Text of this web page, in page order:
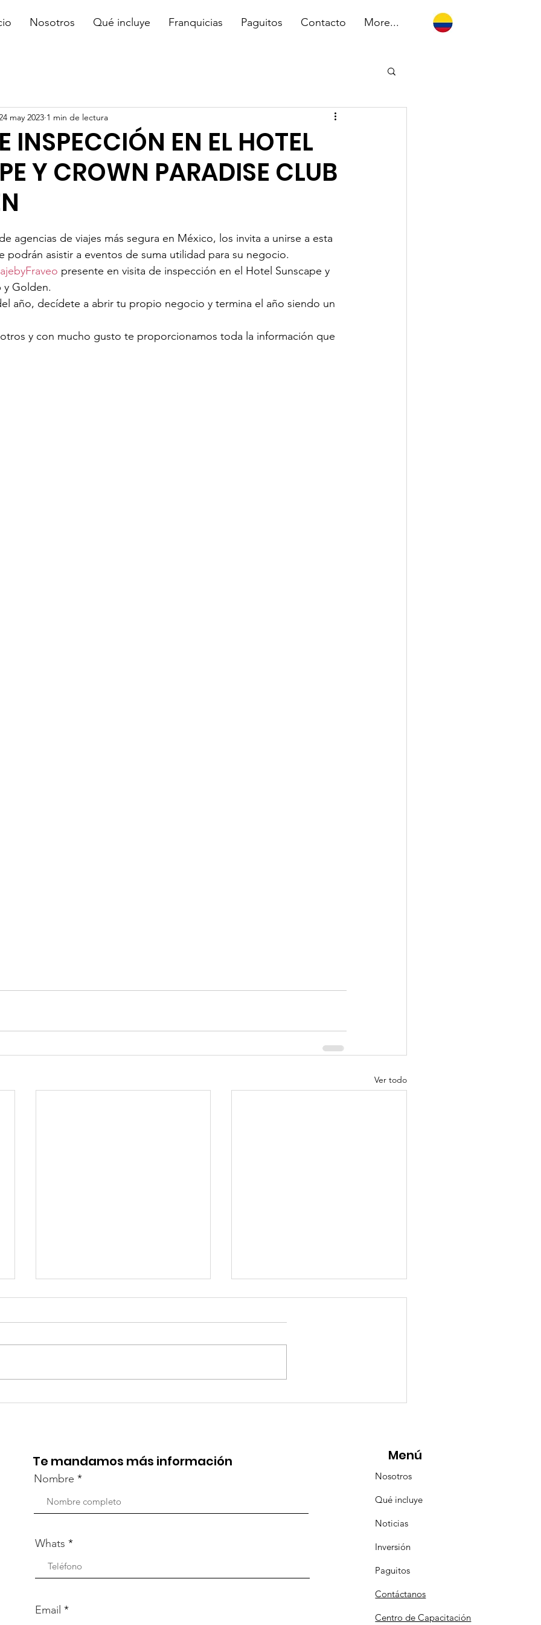
Nosotros Qué incluye Franquicias Paguitos Contacto More...
INSPECCIÓN EN EL HOTEL
Y CROWN PARADISE CLUB
24 may 2023 1 min de lectura
agencias de viajes más segura en México, los invita a unirse a esta
podrán asistir a eventos de suma utilidad para su negocio.
presente en visita de inspección en el Hotel Sunscape y
y Golden.
año, decídete a abrir tu propio negocio y termina el año siendo un
y con mucho gusto te proporcionamos toda la información que
Ver todo
¡Acapulco y Guerrero se
¡Presencia Destacada en
Te mandamos más información
Nombre
Whats
Email
Menú
Nosotros
Qué incluye
Noticias
Inversión
Paguitos
Contáctanos
Centro de Capacitación